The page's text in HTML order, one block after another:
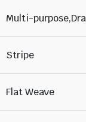
Multi-
Stripe
Flat Weave